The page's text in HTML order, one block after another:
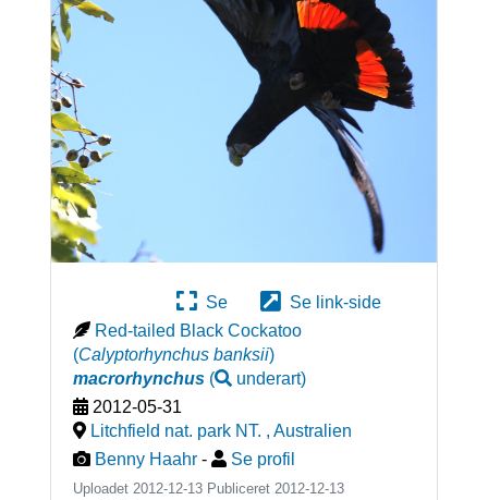
Se
Se link-side
Red-tailed Black Cockatoo
(Calyptorhynchus banksii)
macrorhynchus( underart)
2012-05-31
Litchfield nat. park NT. , Australien
Benny Haahr - Se profil
Uploadet 2012-12-13 Publiceret 2012-12-13